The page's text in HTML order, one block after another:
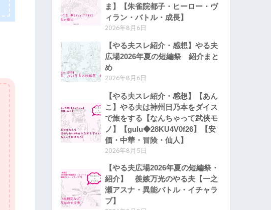
ま】【朱雀院都子・ヒーロー・ヴ
ィラン・バトル・成長】
2026年8月6日
【やる夫スレ紹介・感想】やる夫
広場2026年夏の短編祭 紹介まと
め
2026年8月6日
【やる夫スレ紹介・感想】【あん
こ】やる夫は神州日乃本をダイス
で旅をする【なんちゃって武侠モ
ノ】【gulu◆28KU4V0f26】【安
価・中華・冒険・仙人】
2026年8月5日
【やる夫広場2026年夏の短編祭・
紹介】 羨嫉万光のやる夫【一之
瀬アスナ・異能バトル・イチャラ
ブ】